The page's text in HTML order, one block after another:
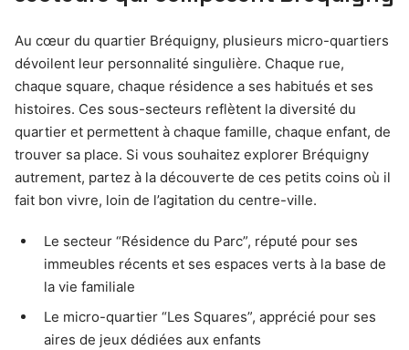
Au cœur du quartier Bréquigny, plusieurs micro-quartiers
dévoilent leur personnalité singulière. Chaque rue,
chaque square, chaque résidence a ses habitués et ses
histoires. Ces sous-secteurs reflètent la diversité du
quartier et permettent à chaque famille, chaque enfant, de
trouver sa place. Si vous souhaitez explorer Bréquigny
autrement, partez à la découverte de ces petits coins où il
fait bon vivre, loin de l’agitation du centre-ville.
Le secteur “Résidence du Parc”, réputé pour ses
immeubles récents et ses espaces verts à la base de
la vie familiale
Le micro-quartier “Les Squares”, apprécié pour ses
aires de jeux dédiées aux enfants